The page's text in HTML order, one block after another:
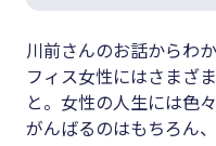
川前さんのお話からわ
フィス女性にはさまざ
と。女性の人生には色
がんばるのはもちろん